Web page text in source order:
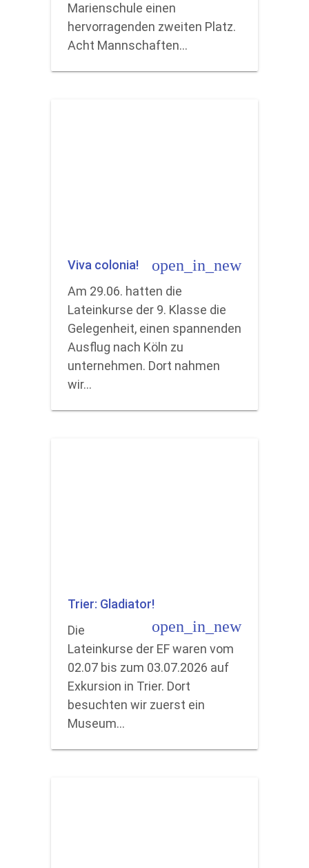
Marienschule einen
hervorragenden zweiten Platz.
Acht Mannschaften…
Viva colonia! open_in_new
Am 29.06. hatten die
Lateinkurse der 9. Klasse die
Gelegenheit, einen spannenden
Ausflug nach Köln zu
unternehmen. Dort nahmen
wir…
Trier: Gladiator!
open_in_new
Die
Lateinkurse der EF waren vom
02.07 bis zum 03.07.2026 auf
Exkursion in Trier. Dort
besuchten wir zuerst ein
Museum…